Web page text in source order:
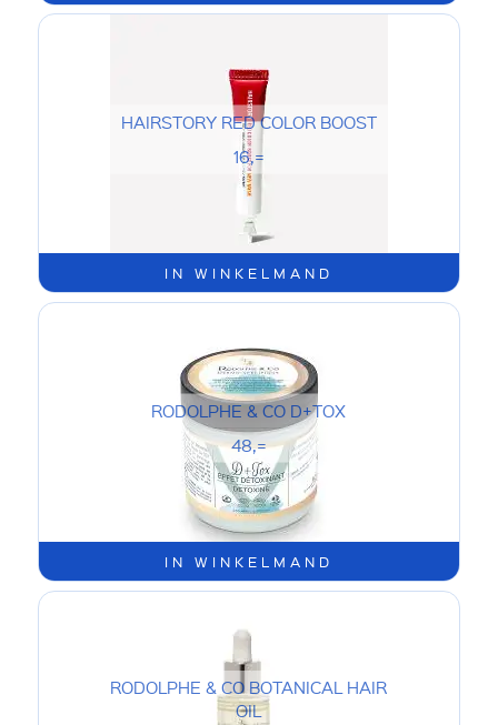
IN WINKELMAND
HAIRSTORY RED COLOR BOOST
16,=
IN WINKELMAND
RODOLPHE & CO D+TOX
48,=
RODOLPHE & CO BOTANICAL HAIR
OIL